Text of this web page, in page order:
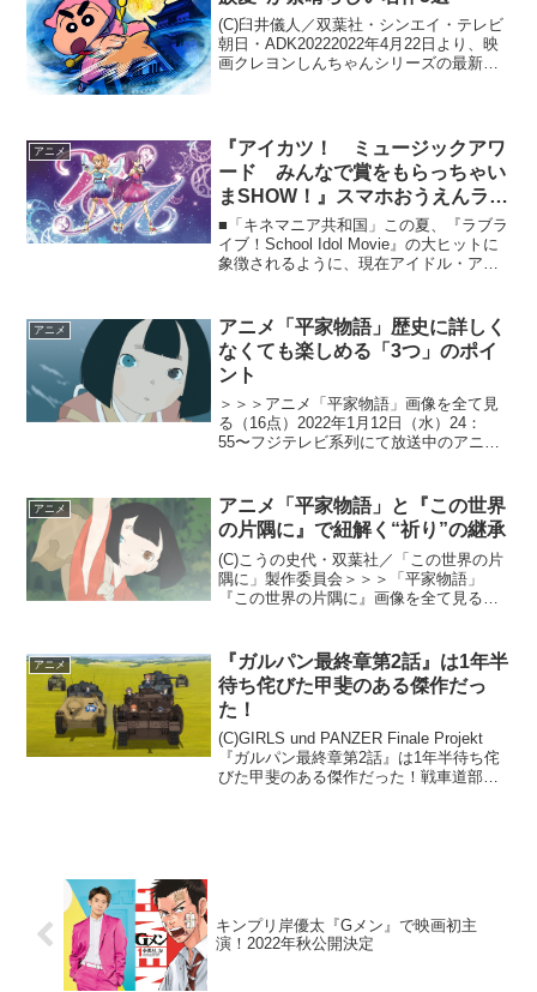
(C)臼井儀人／双葉社・シンエイ・テレビ
朝日・ADK20222022年4月22日より、映
画クレヨンしんちゃんシリーズの最新作
ベ防衛...
アニメ
『アイカツ！ ミュージックアワ
ード みんなで賞をもらっちゃい
まSHOW！』スマホおうえんライ
ブ版の楽しさ！
■「キネマニア共和国」この夏、『ラブラ
イブ！School Idol Movie』の大ヒットに
象徴されるように、現在アイドル・アニ
通りの映画街vol.10》8月22日より公...
アニメ
アニメ「平家物語」歴史に詳しく
なくても楽しめる「3つ」のポイ
ント
＞＞＞アニメ「平家物語」画像を全て見
る（16点）2022年1月12日（水）24：
55〜フジテレビ系列にて放送中のアニメ
を描いた軍記物語。「祇園精舎の鐘の
声……」という冒...
アニメ
アニメ「平家物語」と『この世界
の片隅に』で紐解く“祈り”の継承
(C)こうの史代・双葉社／「この世界の片
隅に」製作委員会＞＞＞「平家物語」
『この世界の片隅に』画像を全て見る
平家一門が滅びていくまでの十数年を
「びわ」という語り部の視...
アニメ
『ガルパン最終章第2話』は1年半
待ち侘びた甲斐のある傑作だっ
た！
(C)GIRLS und PANZER Finale Projekt
『ガルパン最終章第2話』は1年半待ち侘
びた甲斐のある傑作だった！戦車道部の
キンプリ岸優太『Gメン』で映画初主
演！2022年秋公開決定